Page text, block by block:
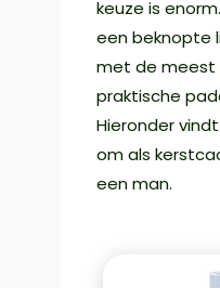
keuze is
een beknopte
met de meest
praktische
Hieronder
om als
een man.